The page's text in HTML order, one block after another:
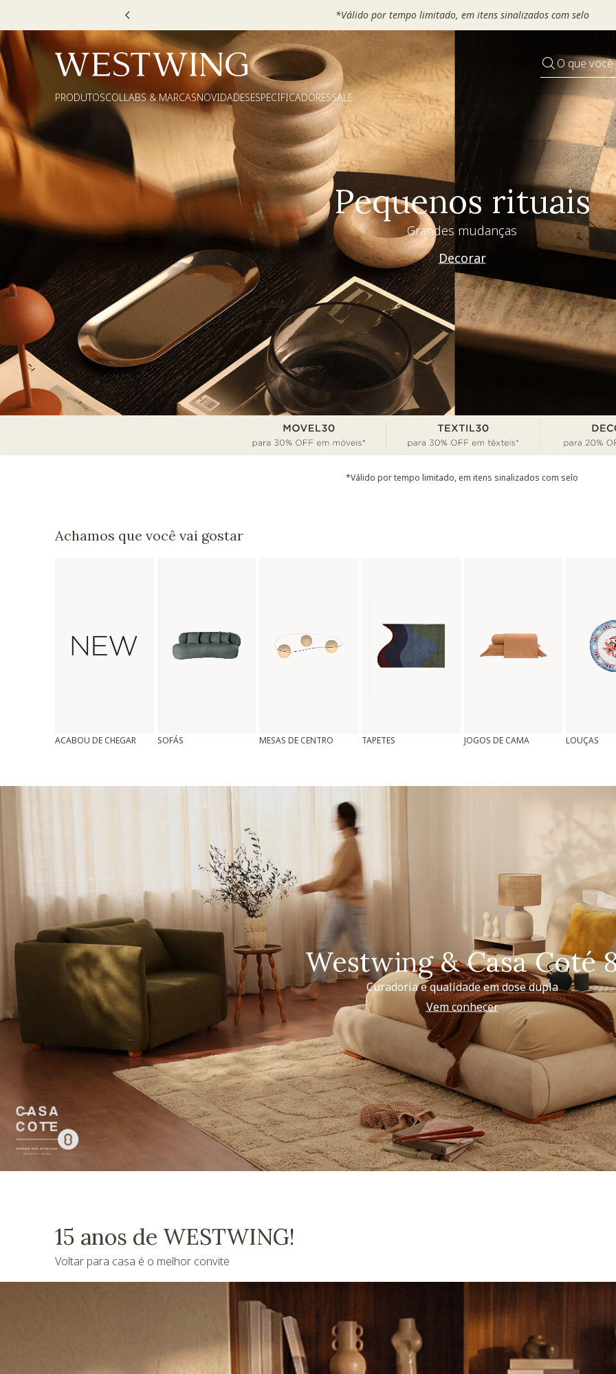
MOVEL30, TEXTIL30 OU DECOR20
O que
PRODUTOSCOLLABS & MARCASNOVIDADESESPECIFICADORESSALE
Pequenos rituais
Grandes mudanças
Decorar
*Válido por tempo limitado, em itens sinalizados com selo
Achamos que você vai gostar
ACABOU DE CHEGAR SOFÁS MESAS DE CENTRO TAPETES JOGOS DE CAMA LOUÇAS
Westwing & Casa Coté
Curadoria e qualidade em dose dupla
Vem conhecer
15 anos de WESTWING!
Voltar para casa é o melhor convite